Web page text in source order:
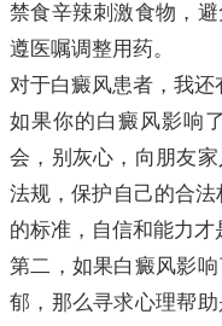
禁食辛辣刺激食物，
遵医嘱调整用药。
对于白癜风患者，我还
如果你的白癜风影响
会，别灰心，向朋友
法规，保护自己的合
的标准，自信和能力才
第二，如果白癜风影
郁，那么寻求心理帮